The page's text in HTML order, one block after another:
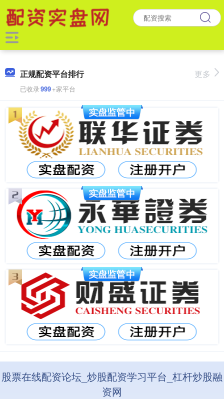
正规配资平台排行
已收录999+家平台
更多
股票在线配资论坛_炒股配资学习平台_杠杆炒股融
资网